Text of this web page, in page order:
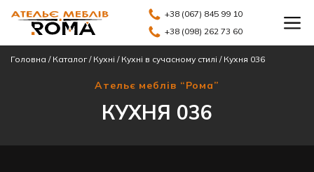
+38 (067) 845 99 10
+38 (098) 262 73 60
Головна / Каталог/ Кухні / Кухні в сучасному стилі / Кухня 036
Ательє меблів “Рома”
КУХНЯ 036